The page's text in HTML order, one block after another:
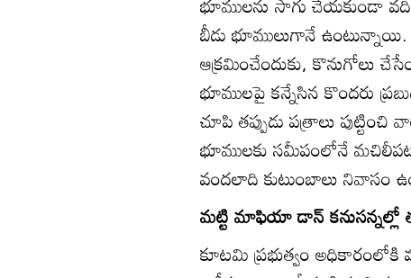
బీడు భూములుగానే ఉంటున్నాయి.
ఆక్రమించేందుకు, కొనుగోలు
భూములపై కన్నేసిన కొందరు
చూపి తప్పుడు పత్రాలు
భూములకు సమీపంలోనే
వందలాది కుటుంబాలు నివాసం
మట్టి మాఫియా డాన్‌ కనుసన్నల్లో
కూటమి ప్రభుత్వం అధికారంలోకి